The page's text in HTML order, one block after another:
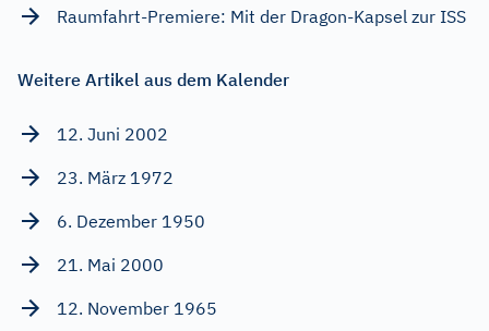
Raumfahrt-Premiere: Mit der Dragon-Kapsel zur ISS
Weitere Artikel aus dem Kalender
12. Juni 2002
23. März 1972
6. Dezember 1950
21. Mai 2000
12. November 1965